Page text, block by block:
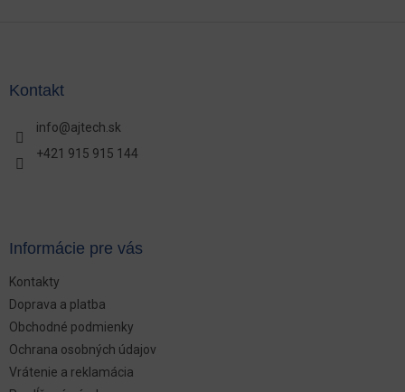
Kontakt
info@ajtech.sk
+421 915 915 144
Informácie pre vás
Kontakty
Doprava a platba
Obchodné podmienky
Ochrana osobných údajov
Vrátenie a reklamácia